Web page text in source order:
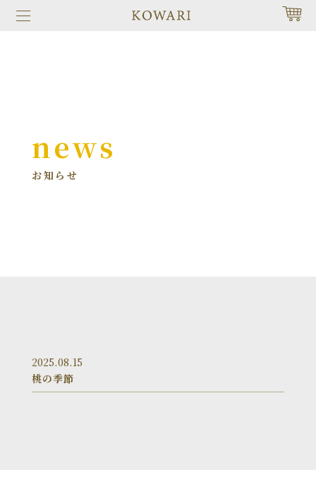
news
お知らせ
2025.08.15
桃の季節